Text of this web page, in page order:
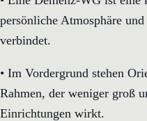
persönliche Atmosphäre
verbindet.
• Im Vordergrund stehen
Rahmen, der weniger groß
Einrichtungen wirkt.